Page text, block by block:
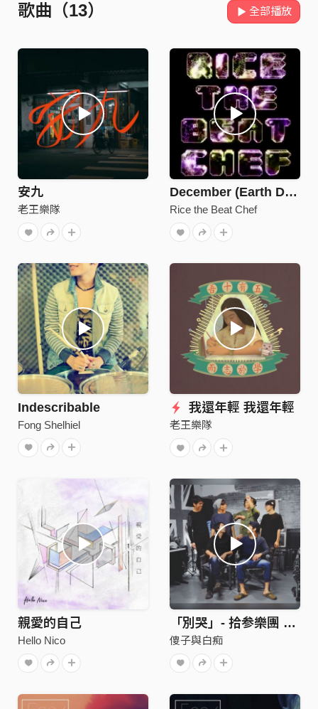
歌曲（13） 全部播放
安九
老王樂隊
December (Earth Dragon)
Rice the Beat Chef
Indescribable
Fong Shelhiel
我還年輕 我還年輕
老王樂隊
親愛的自己
Hello Nico
「別哭」- 拾参樂團 （傻子與白痴 Cover）
傻子與白痴